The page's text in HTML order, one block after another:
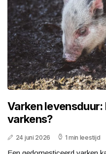
Varken
varkens?
24 juni 2026 1 min leestijd